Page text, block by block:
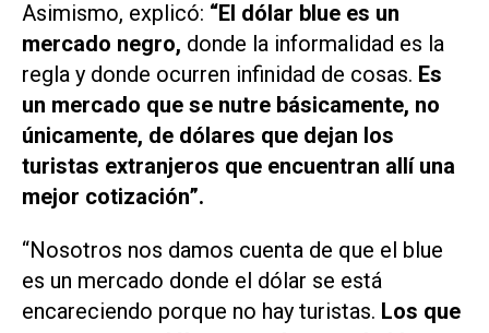
Asimismo, explicó: “El dólar blue es un
mercado negro, donde la informalidad es la
regla y donde ocurren infinidad de cosas. Es
un mercado que se nutre básicamente, no
únicamente, de dólares que dejan los
turistas extranjeros que encuentran allí una
mejor cotización”.
“Nosotros nos damos cuenta de que el blue
es un mercado donde el dólar se está
encareciendo porque no hay turistas. Los que